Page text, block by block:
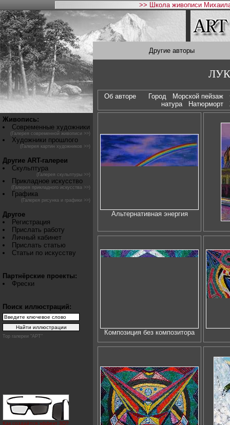
>> Школа живописи
Живопись:
Современные художники
(Галерея современной живописи >>)
Художники прошлого
(Галерея картин художников >>)
Другие ART-галереи
Скульптура
(Галерея скульптуры >>)
Прикладное искусство
(Галерея прикладного искусства >>)
Графика
(Галерея рисунка и графики >>)
Другое
Регистрация
Прислать работу
Личный кабинет
Прислать статью
Статьи по искусству
Партнёрские проекты:
Фрески
Поиск иллюстраций:
Top галереи "АРТ"
Как создаётся эффект 3D?
Другие авторы
Об авторе Город Морской пейзаж
натура
Натюрморт
Альтернативная энергия
Композиция без композитора